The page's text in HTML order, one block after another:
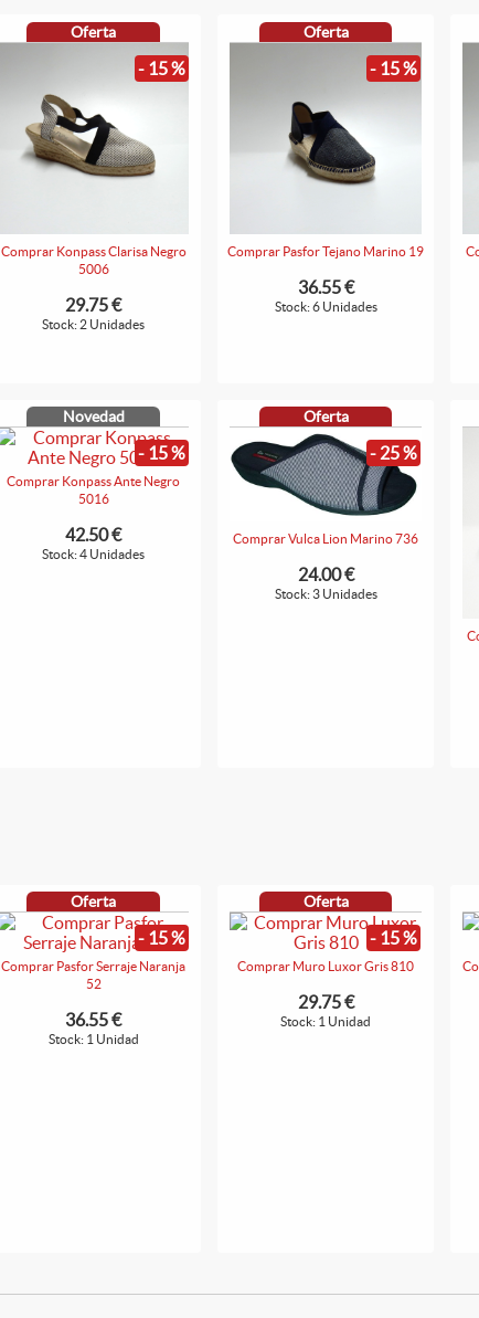
Oferta
- 15 %
Comprar Konpass Clarisa Negro
5006
29.75 €
Stock: 2 Unidades
Oferta
- 15 %
Comprar Pasfor Tejano Marino 19
36.55 €
Stock: 6 Unidades
Novedad
- 15 %
Comprar Konpass Ante Negro
5016
42.50 €
Stock: 4 Unidades
Oferta
- 25 %
Comprar Vulca Lion Marino 736
24.00 €
Stock: 3 Unidades
Oferta
- 15 %
Comprar Pasfor Serraje Naranja
52
36.55 €
Stock: 1 Unidad
Oferta
- 15 %
Comprar Muro Luxor Gris 810
29.75 €
Stock: 1 Unidad